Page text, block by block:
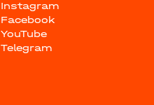
Instagram
Facebook
YouTube
Telegram